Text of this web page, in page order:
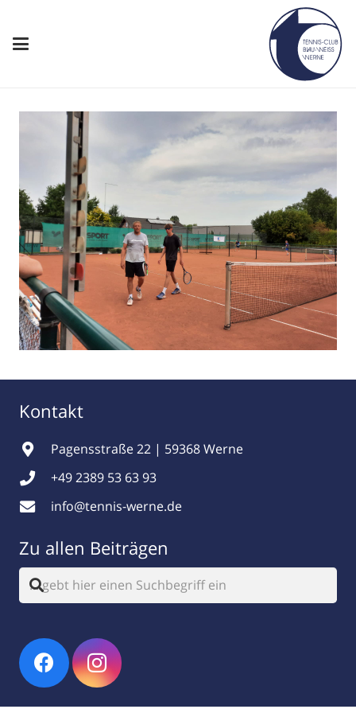
Kontakt
Pagensstraße 22 | 59368 Werne
+49 2389 53 63 93
info@tennis-werne.de
Zu allen Beiträgen